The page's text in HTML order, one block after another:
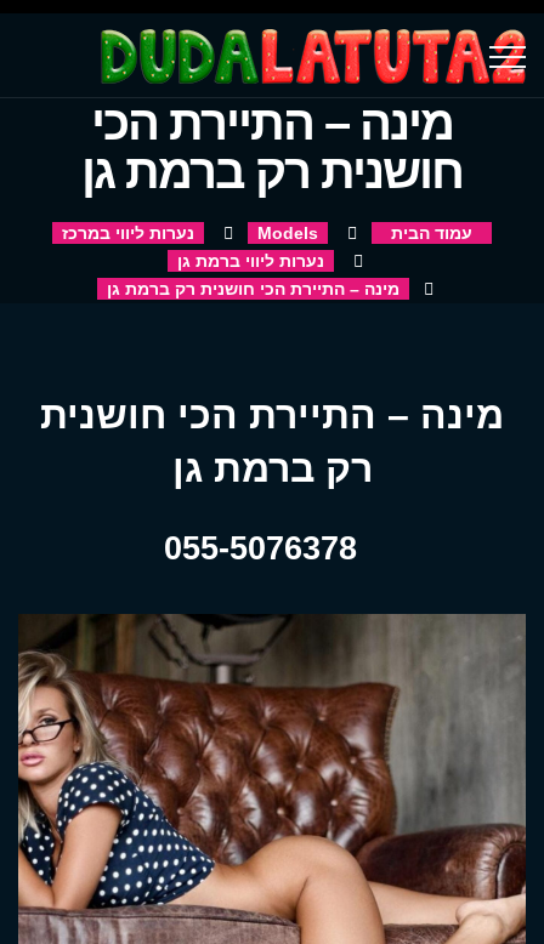
מינה – התיירת הכי
חושנית רק ברמת גן
עמוד הבית Models
נערות ליווי במרכז
נערות ליווי ברמת גן
מינה – התיירת הכי חושנית רק ברמת גן
מינה – התיירת הכי חושנית
רק ברמת גן
055-5076378